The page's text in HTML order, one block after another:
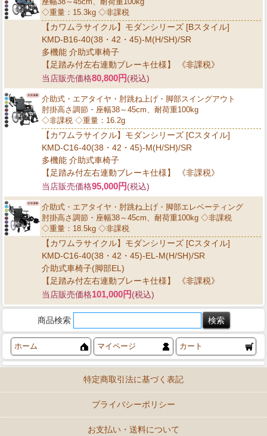
座幅38～45cm、耐荷重100kg
◇重量：15.3kg ◇非課税
【カワムラサイクル】モダンシリーズ [Bスタイル]
KMD-B16-40(38・42・45)-M(H/SH)/SR
多機能 介助式車椅子
【足踏み付左右連動ブレーキ仕様】 《非課税》
当店販売価格80,800円(税込)
介助式・エアタイヤ・肘跳ね上げ・脚部スイングアウト
肘掛高さ調節・座幅38～45cm、耐荷重100kg
◇非課税 ◇重量：16.2g
【カワムラサイクル】モダンシリーズ [Cスタイル]
KMD-C16-40(38・42・45)-M(H/SH)/SR
多機能 介助式車椅子
【足踏み付左右連動ブレーキ仕様】 《非課税》
当店販売価格95,000円(税込)
介助式・エアタイヤ・肘跳ね上げ・脚部エレベーティング
肘掛高さ調節・座幅38～45cm、耐荷重100kg ◇非課税
◇重量：18.5kg ◇非課税
【カワムラサイクル】モダンシリーズ [Cスタイル]
KMD-C16-40(38・42・45)-EL-M(H/SH)/SR
介助式車椅子(脚部EL)
【足踏み付左右連動ブレーキ仕様】 《非課税》
当店販売価格101,000円(税込)
商品検索
ホーム マイページ カート
特定商取引法に基づく表記
プライバシーポリシー
お支払い・送料について